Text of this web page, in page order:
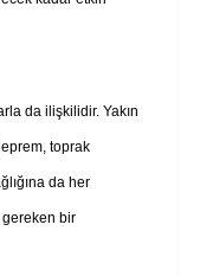
da ilişkilidir. Yakın
toprak
da her
bir